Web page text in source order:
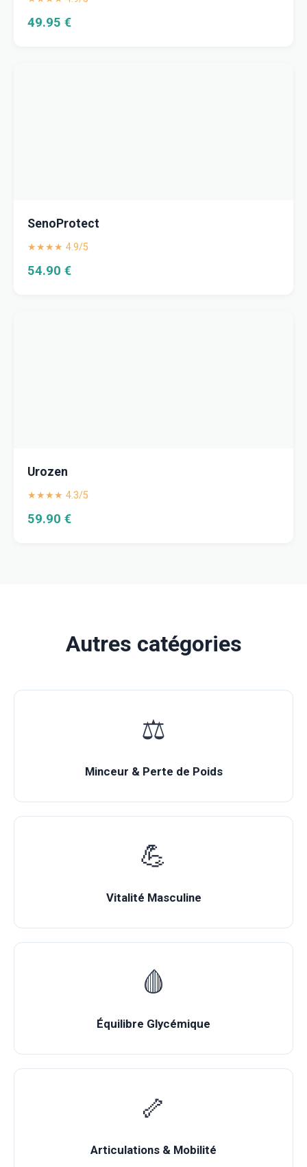
49.95 €
SenoProtect
★★★★ 4.9/5
54.90 €
Urozen
★★★★ 4.3/5
59.90 €
Autres catégories
⚖️
Minceur & Perte de Poids
💪
Vitalité Masculine
🩸
Équilibre Glycémique
🦴
Articulations & Mobilité